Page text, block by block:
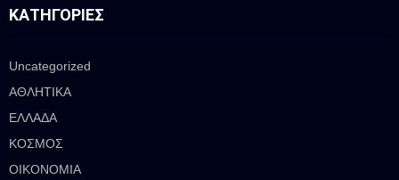
ΚΑΤΗΓΟΡΊΕΣ
Uncategorized
ΑΘΛΗΤΙΚΑ
ΕΛΛΑΔΑ
ΚΟΣΜΟΣ
ΟΙΚΟΝΟΜΙΑ